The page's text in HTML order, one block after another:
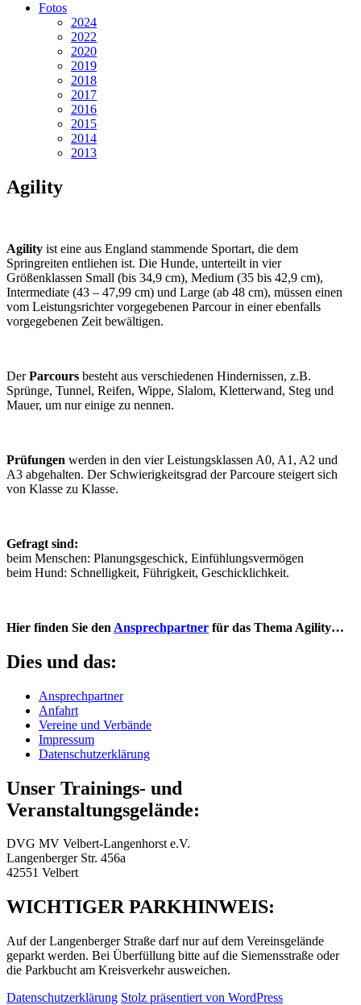
Fotos
2024
2022
2020
2019
2018
2017
2016
2015
2014
2013
Agility
Agility ist eine aus England stammende Sportart, die dem
Springreiten entliehen ist. Die Hunde, unterteilt in vier
Größenklassen Small (bis 34,9 cm), Medium (35 bis 42,9 cm),
Intermediate (43 – 47,99 cm) und Large (ab 48 cm), müssen einen
vom Leistungsrichter vorgegebenen Parcour in einer ebenfalls
vorgegebenen Zeit bewältigen.
DerParcours besteht aus verschiedenen Hindernissen, z.B.
Sprünge, Tunnel, Reifen, Wippe, Slalom, Kletterwand, Steg und
Mauer, um nur einige zu nennen.
Prüfungen werden in den vier Leistungsklassen A0, A1, A2 und
A3 abgehalten. Der Schwierigkeitsgrad der Parcoure steigert sich
von Klasse zu Klasse.
Gefragt sind:
beim Menschen: Planungsgeschick, Einfühlungsvermögen
beim Hund: Schnelligkeit, Führigkeit, Geschicklichkeit.
Hier finden Sie den Ansprechpartner für das Thema Agility…
Dies und das:
Ansprechpartner
Anfahrt
Vereine und Verbände
Impressum
Datenschutzerklärung
Unser Trainings- und
Veranstaltungsgelände:
DVG MV Velbert-Langenhorst e.V.
Langenberger Str. 456a
42551 Velbert
WICHTIGER PARKHINWEIS:
Auf der Langenberger Straße darf nur auf dem Vereinsgelände
geparkt werden. Bei Überfüllung bitte auf die Siemensstraße oder
die Parkbucht am Kreisverkehr ausweichen.
Datenschutzerklärung Stolz präsentiert von WordPress